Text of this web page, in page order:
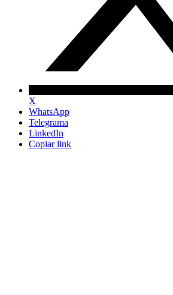
X
WhatsApp
Telegrama
LinkedIn
Copiar link